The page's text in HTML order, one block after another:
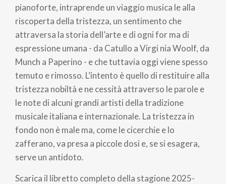
pianoforte, intraprende un viaggio musica le alla
riscoperta della tristezza, un sentimento che
attraversa la storia dell’arte e di ogni for ma di
espressione umana - da Catullo a Virgi nia Woolf, da
Munch a Paperino - e che tuttavia oggi viene spesso
temuto e rimosso. L’intento è quello di restituire alla
tristezza nobiltà e ne cessità attraverso le parole e
le note di alcuni grandi artisti della tradizione
musicale italiana e internazionale. La tristezza in
fondo non è male ma, come le cicerchie e lo
zafferano, va presa a piccole dosi e, se si esagera,
serve un antidoto.
Scarica il libretto completo della stagione 2025-